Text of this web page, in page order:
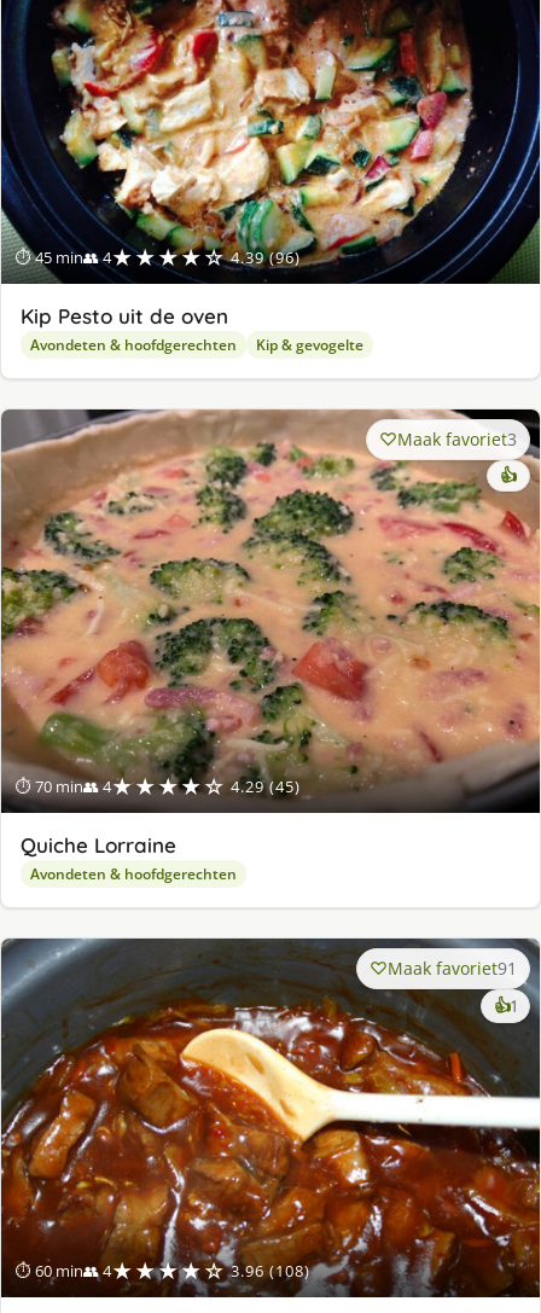
⏱ 45 min👥 4★★★★☆ 4.39 (96)
Kip Pesto uit de oven
Avondeten & hoofdgerechten Kip & gevogelte
⏱ 70 min👥 4★★★★☆ 4.29 (45)
Maak favoriet3
👍
Quiche Lorraine
Avondeten & hoofdgerechten
⏱ 60 min👥 4★★★★☆ 3.96 (108)
Maak favoriet91
👍1